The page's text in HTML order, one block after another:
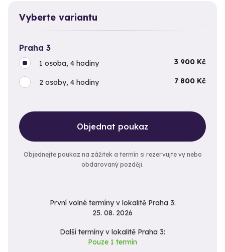
Vyberte variantu
Praha 3
1 osoba, 4 hodiny 3 900 Kč
2 osoby, 4 hodiny 7 800 Kč
Objednat poukaz
Objednejte poukaz na zážitek a termín si rezervujte vy nebo
obdarovaný později.
První volné termíny v lokalitě Praha 3:
25. 08. 2026
Další termíny v lokalitě Praha 3:
Pouze 1 termín